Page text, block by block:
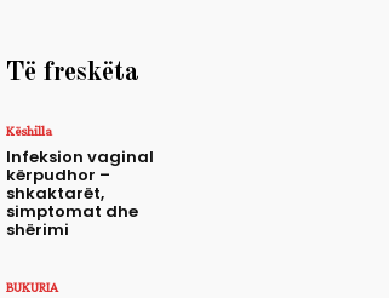
Të freskëta
Këshilla
Infeksion vaginal
kërpudhor –
shkaktarët,
simptomat dhe
shërimi
BUKURIA